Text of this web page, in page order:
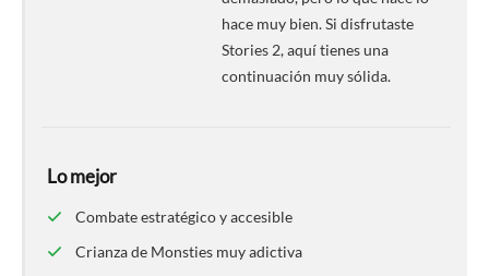
hace muy bien. Si disfrutaste
Stories 2, aquí tienes una
continuación muy sólida.
Lo mejor
Combate estratégico y accesible
Crianza de Monsties muy adictiva